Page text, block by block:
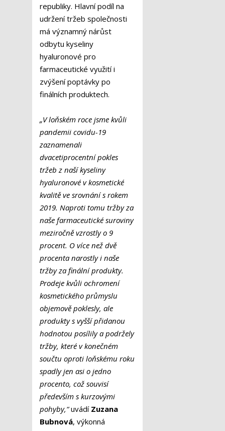
republiky. Hlavní podíl na
udržení tržeb společnosti
má významný nárůst
odbytu kyseliny
hyaluronové pro
farmaceutické využití i
zvýšení poptávky po
finálních produktech.
„V loňském roce jsme kvůli
pandemii covidu-19
zaznamenali
dvacetiprocentní pokles
tržeb z naší kyseliny
hyaluronové v kosmetické
kvalitě ve srovnání s rokem
2019. Naproti tomu tržby za
naše farmaceutické suroviny
meziročně vzrostly o 9
procent. O více než dvě
procenta narostly i naše
tržby za finální produkty.
Prodeje kvůli ochromení
kosmetického průmyslu
objemově poklesly, ale
produkty s vyšší přidanou
hodnotou posílily a podržely
tržby, které v konečném
součtu oproti loňskému roku
spadly jen asi o jedno
procento, což souvisí
především s kurzovými
pohyby,“uvádí Zuzana
Bubnová, výkonná